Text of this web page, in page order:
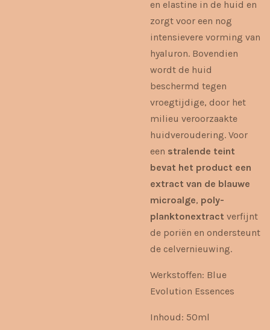
en elastine in de huid en
zorgt voor een nog
intensievere vorming van
hyaluron. Bovendien
wordt de huid
beschermd tegen
vroegtijdige, door het
milieu veroorzaakte
huidveroudering. Voor
een stralende teint
bevat het product een
extract van de blauwe
microalge, poly-
planktonextract verfijnt
de poriën en ondersteunt
de celvernieuwing.
Werkstoffen: Blue
Evolution Essences
Inhoud: 50ml